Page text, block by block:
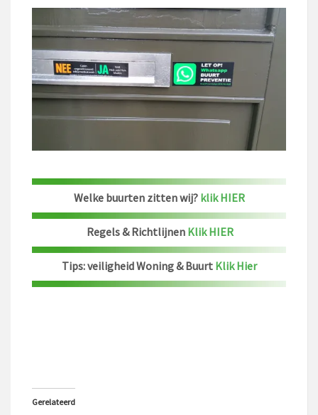
Welke buurten zitten wij? klik HIER
Regels & Richtlijnen Klik HIER
Tips: veiligheid Woning & Buurt Klik Hier
Gerelateerd